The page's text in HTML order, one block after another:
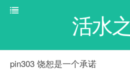
活水
pin303 饶恕是一个承诺